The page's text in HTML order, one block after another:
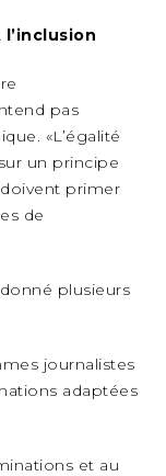
pas
«L’égalité
un principe
primer
de
plusieurs
journalistes
adaptées
et au